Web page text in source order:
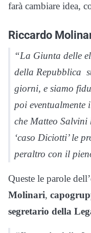
farà cambiare idea,
Riccardo
“La Giunta delle
della Repubblica
giorni, e siamo
poi eventualmente
che Matteo Salvini
‘caso Diciotti’ le
peraltro con il
Queste le parole
Molinari,
segretario della